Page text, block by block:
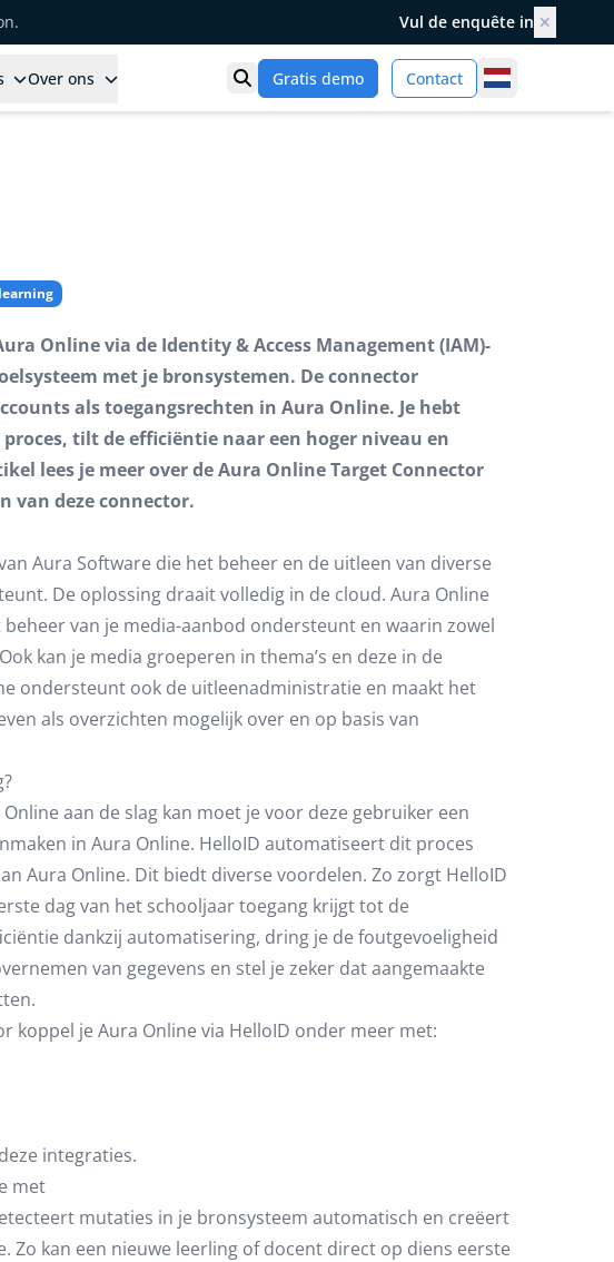
Vul de enquête in ✕
Over ons Toon zoek
Gratis demo Contact Netherlands
Online via de Identity & Access Management (IAM)-
met je bronsystemen. De connector
als toegangsrechten in Aura Online. Je hebt
tilt de efficiëntie naar een hoger niveau en
lees je meer over de Aura Online Target Connector
van deze connector.
Aura Software die het beheer en de uitleen van diverse
De oplossing draait volledig in de cloud. Aura Online
van je media-aanbod ondersteunt en waarin zowel
kan je media groeperen in thema’s en deze in de
ondersteunt ook de uitleenadministratie en maakt het
als overzichten mogelijk over en op basis van
aan de slag kan moet je voor deze gebruiker een
in Aura Online. HelloID automatiseert dit proces
Aura Online. Dit biedt diverse voordelen. Zo zorgt HelloID
dag van het schooljaar toegang krijgt tot de
dankzij automatisering, dring je de foutgevoeligheid
van gegevens en stel je zeker dat aangemaakte
koppel je Aura Online via HelloID onder meer met:
integraties.
met
mutaties in je bronsysteem automatisch en creëert
Zo kan een nieuwe leerling of docent direct op diens eerste